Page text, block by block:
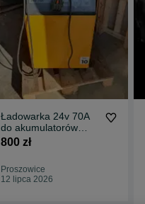
Ładowarka 24v 70A
do akumulatorów
trakcyjnych ,
800 zł
Proszowice
12 lipca 2026